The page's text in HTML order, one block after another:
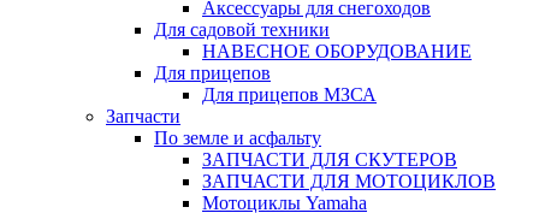
Аксессуары для снегоходов
Для садовой техники
НАВЕСНОЕ ОБОРУДОВАНИЕ
Для прицепов
Для прицепов МЗСА
Запчасти
По земле и асфальту
ЗАПЧАСТИ ДЛЯ СКУТЕРОВ
ЗАПЧАСТИ ДЛЯ МОТОЦИКЛОВ
Мотоциклы Yamaha